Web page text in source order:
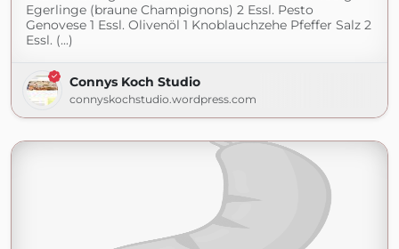
Egerlinge (braune Champignons) 2 Essl. Pesto
Genovese 1 Essl. Olivenöl 1 Knoblauchzehe Pfeffer Salz 2
Essl. (...)
Connys Koch Studio
connyskochstudio.wordpress.com